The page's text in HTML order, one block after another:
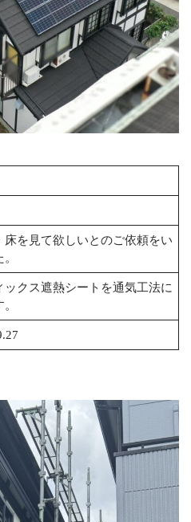
の方へ
での受付
せフォーム
間受付中
での受付
（日曜、祝日定休）
床を見て欲しいとのご依頼をい
ックス遮熱シートを通気工法に